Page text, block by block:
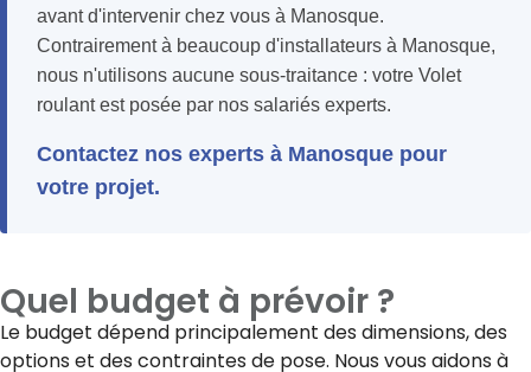
avant d'intervenir chez vous à Manosque.
Contrairement à beaucoup d'installateurs à Manosque,
nous n'utilisons aucune sous-traitance : votre Volet
roulant est posée par nos salariés experts.
Contactez nos experts à Manosque pour
votre projet.
Quel budget à prévoir ?
Le budget dépend principalement des dimensions, des
options et des contraintes de pose. Nous vous aidons à